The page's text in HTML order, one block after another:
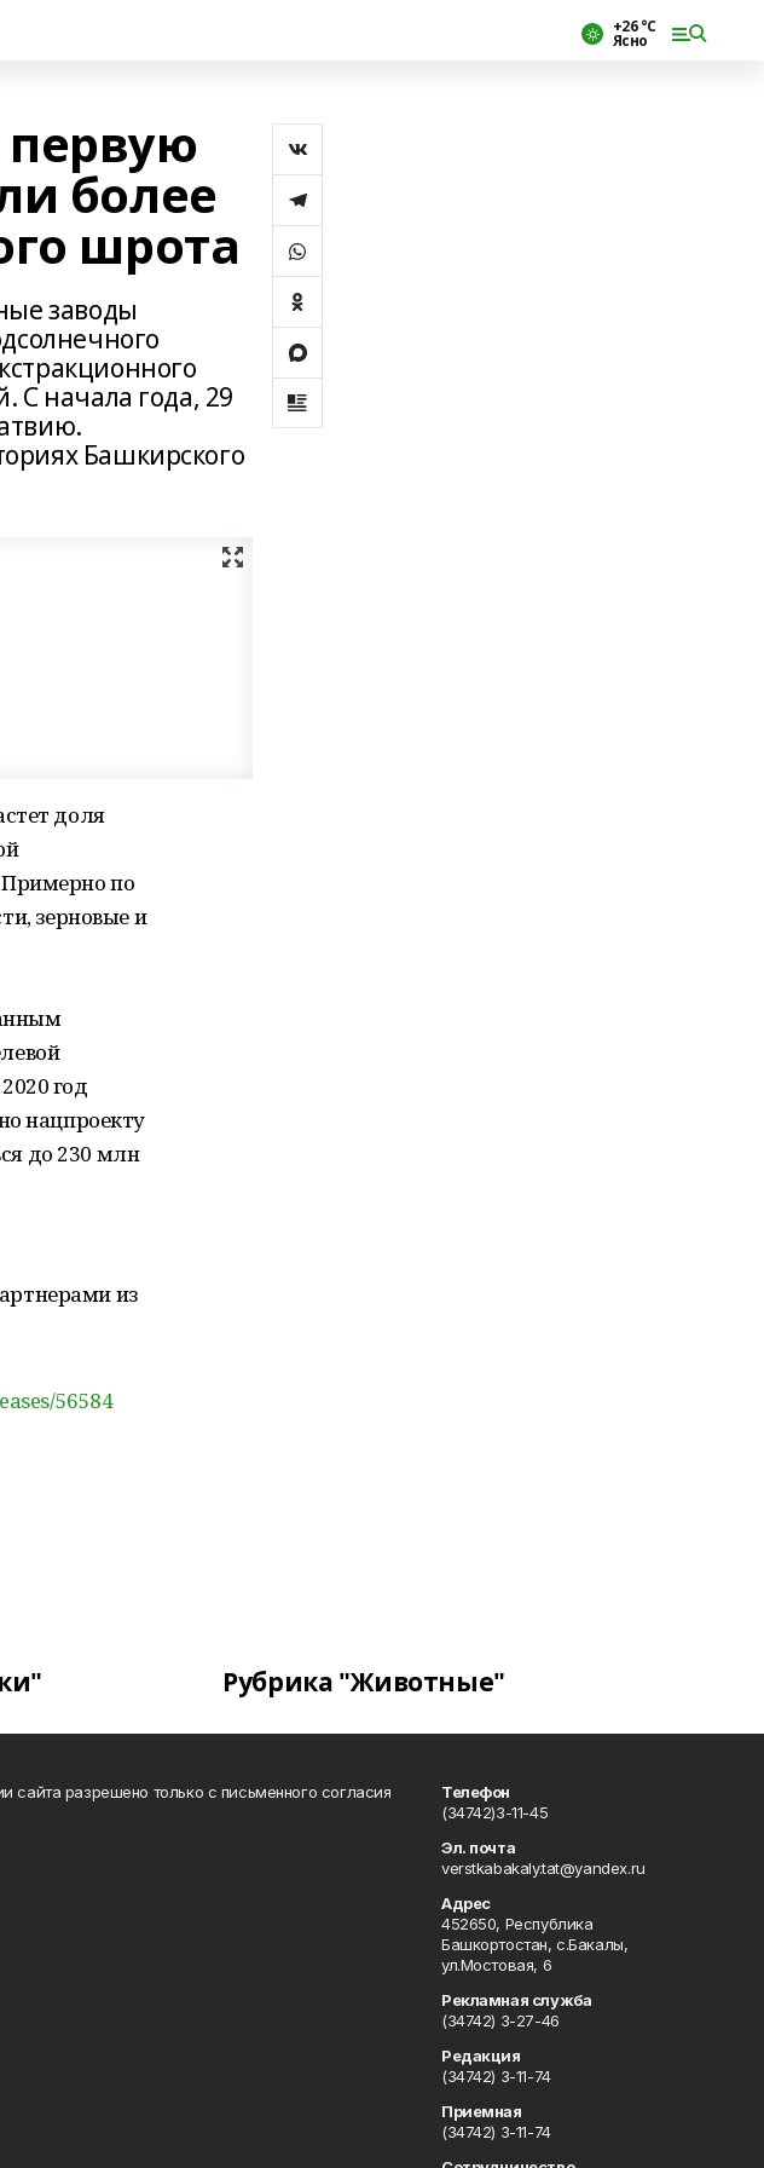
+26 °С
Ясно
более
шрота
заводы
С начала года, 29
Башкирского
доля
Примерно по
зерновые и
год
нацпроекту
до 230 млн
из
56584
Рубрика "Животные"
сайта разрешено только с письменного согласия
Телефон
(34742)3-11-45
Эл. почта
verstkabakaly.tat@yandex.ru
Адрес
452650, Республика
Башкортостан, с.Бакалы,
ул.Мостовая, 6
Рекламная служба
(34742) 3-27-46
Редакция
(34742) 3-11-74
Приемная
(34742) 3-11-74